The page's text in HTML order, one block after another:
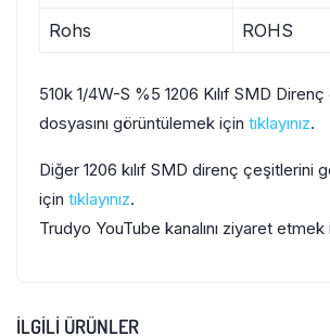
Rohs ROHS
510k 1/4W-S %5 1206 Kılıf SMD
dosyasını görüntülemek için tıklayınız.
Diğer 1206 kılıf SMD direnç çeşitlerini
için tıklayınız.
Trudyo YouTube kanalını ziyaret etmek
İLGILI ÜRÜNLER